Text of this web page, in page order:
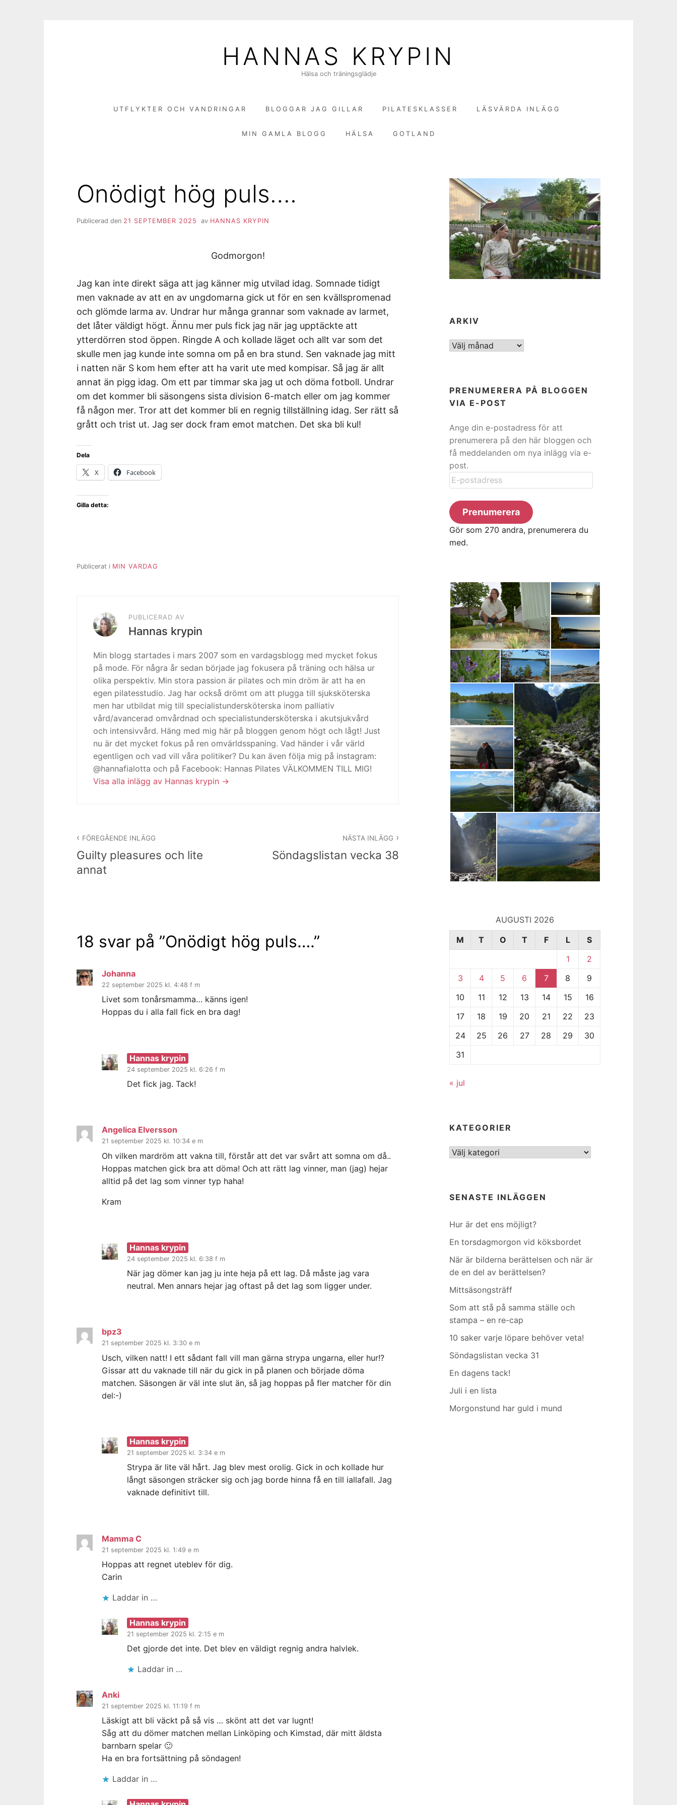
HANNAS KRYPIN
Hälsa och träningsglädje
UTFLYKTER OCH VANDRINGAR BLOGGAR JAG GILLAR PILATESKLASSER LÄSVÄRDA INLÄGG
MIN GAMLA BLOGG HÄLSA GOTLAND
Onödigt hög puls….
Publicerad den 21 SEPTEMBER 2025 av HANNAS KRYPIN
Godmorgon!
Jag kan inte direkt säga att jag känner mig utvilad idag. Somnade tidigt
men vaknade av att en av ungdomarna gick ut för en sen kvällspromenad
och glömde larma av. Undrar hur många grannar som vaknade av larmet,
det låter väldigt högt. Ännu mer puls fick jag när jag upptäckte att
ytterdörren stod öppen. Ringde A och kollade läget och allt var som det
skulle men jag kunde inte somna om på en bra stund. Sen vaknade jag mitt
i natten när S kom hem efter att ha varit ute med kompisar. Så jag är allt
annat än pigg idag. Om ett par timmar ska jag ut och döma fotboll. Undrar
om det kommer bli säsongens sista division 6-match eller om jag kommer
få någon mer. Tror att det kommer bli en regnig tillställning idag. Ser rätt så
grått och trist ut. Jag ser dock fram emot matchen. Det ska bli kul!
Dela
X Facebook
Gilla detta:
Publicerat i MIN VARDAG
PUBLICERAD AV
Hannas krypin
Min blogg startades i mars 2007 som en vardagsblogg med mycket fokus
på mode. För några år sedan började jag fokusera på träning och hälsa ur
olika perspektiv. Min stora passion är pilates och min dröm är att ha en
egen pilatesstudio. Jag har också drömt om att plugga till sjuksköterska
men har utbildat mig till specialistundersköterska inom palliativ
vård/avancerad omvårdnad och specialistundersköterska i akutsjukvård
och intensivvård. Häng med mig här på bloggen genom högt och lågt! Just
nu är det mycket fokus på ren omvärldsspaning. Vad händer i vår värld
egentligen och vad vill våra politiker? Du kan även följa mig på instagram:
@hannafialotta och på Facebook: Hannas Pilates VÄLKOMMEN TILL MIG!
Visa alla inlägg av Hannas krypin
FÖREGÅENDE INLÄGG
Guilty pleasures och lite
annat
NÄSTA INLÄGG
Söndagslistan vecka 38
18 svar på ”Onödigt hög puls….”
Johanna
22 september 2025 kl. 4:48 f m
Livet som tonårsmamma… känns igen!
Hoppas du i alla fall fick en bra dag!
Hannas krypin
24 september 2025 kl. 6:26 f m
Det fick jag. Tack!
Angelica Elversson
21 september 2025 kl. 10:34 e m
Oh vilken mardröm att vakna till, förstår att det var svårt att somna om då..
Hoppas matchen gick bra att döma! Och att rätt lag vinner, man (jag) hejar
alltid på det lag som vinner typ haha!
Kram
Hannas krypin
24 september 2025 kl. 6:38 f m
När jag dömer kan jag ju inte heja på ett lag. Då måste jag vara
neutral. Men annars hejar jag oftast på det lag som ligger under.
bpz3
21 september 2025 kl. 3:30 e m
Usch, vilken natt! I ett sådant fall vill man gärna strypa ungarna, eller hur!?
Gissar att du vaknade till när du gick in på planen och började döma
matchen. Säsongen är väl inte slut än, så jag hoppas på fler matcher för din
del:-)
Hannas krypin
21 september 2025 kl. 3:34 e m
Strypa är lite väl hårt. Jag blev mest orolig. Gick in och kollade hur
långt säsongen sträcker sig och jag borde hinna få en till iallafall. Jag
vaknade definitivt till.
Mamma C
21 september 2025 kl. 1:49 e m
Hoppas att regnet uteblev för dig.
Carin
Laddar in …
Hannas krypin
21 september 2025 kl. 2:15 e m
Det gjorde det inte. Det blev en väldigt regnig andra halvlek.
Laddar in …
Anki
21 september 2025 kl. 11:19 f m
Läskigt att bli väckt på så vis … skönt att det var lugnt!
Såg att du dömer matchen mellan Linköping och Kimstad, där mitt äldsta
barnbarn spelar 🙂
Ha en bra fortsättning på söndagen!
Laddar in …
ARKIV
ARKIV
PRENUMERERA PÅ BLOGGEN
VIA E-POST
Ange din e-postadress för att
prenumerera på den här bloggen och
få meddelanden om nya inlägg via e-
post.
E-
postadress
Prenumerera
Gör som 270 andra, prenumerera du
med.
AUGUSTI 2026
M
T O T F L
S
1
2
3
4 5 6 7 8
9
10
11 12 13 14 15
16
17
18 19 20 21 22
23
24
25 26 27 28 29
30
31
« jul
KATEGORIER
Kategorier
SENASTE INLÄGGEN
Hur är det ens möjligt?
En torsdagmorgon vid köksbordet
När är bilderna berättelsen och när är
de en del av berättelsen?
Mittsäsongsträff
Som att stå på samma ställe och
stampa – en re-cap
10 saker varje löpare behöver veta!
Söndagslistan vecka 31
En dagens tack!
Juli i en lista
Morgonstund har guld i mund